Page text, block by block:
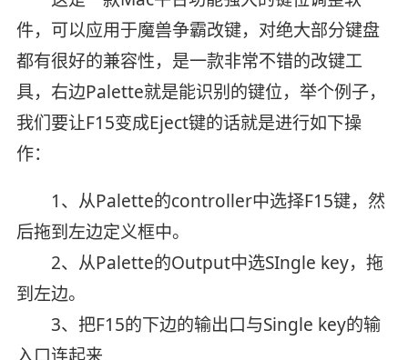
件，可以应用于魔兽争霸改键，对绝大部分键盘
都有很好的兼容性，是一款非常不错的改键工
具，右边Palette就是能识别的键位，举个例子，
我们要让F15变成Eject键的话就是进行如下操
作：
1、从Palette的controller中选择F15键，然
后拖到左边定义框中。
2、从Palette的Output中选SIngle key，拖
到左边。
3、把F15的下边的输出口与Single key的输
入口连起来